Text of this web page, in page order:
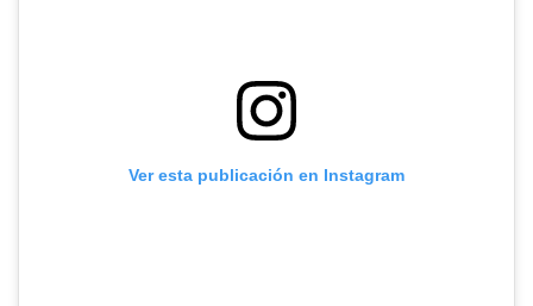
Ver esta publicación en Instagram